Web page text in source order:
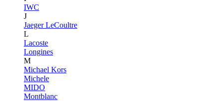
IWC
J
Jaeger LeCoultre
L
Lacoste
Longines
M
Michael Kors
Michele
MIDO
Montblanc